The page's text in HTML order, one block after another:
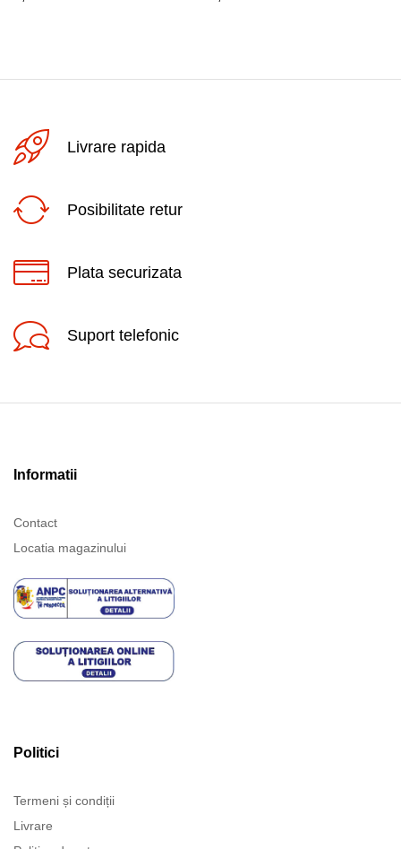
Livrare rapida
Posibilitate retur
Plata securizata
Suport telefonic
Informatii
Contact
Locatia magazinului
Politici
Termeni și condiții
Livrare